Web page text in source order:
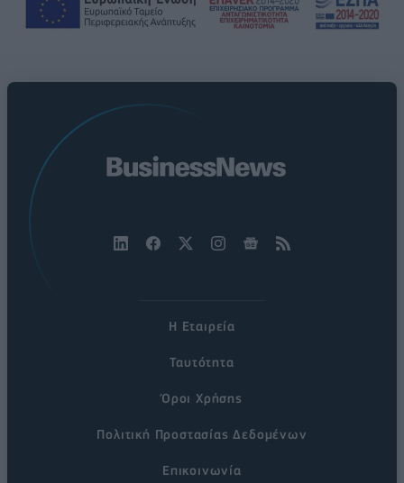
Η Εταιρεία
Ταυτότητα
Όροι Χρήσης
Πολιτική Προστασίας Δεδομένων
Επικοινωνία